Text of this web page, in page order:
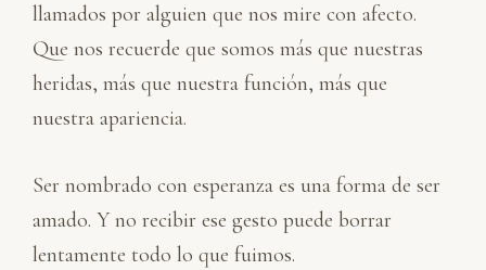
llamados por alguien que nos mire con afecto.
Que nos recuerde que somos más que nuestras
heridas, más que nuestra función, más que
nuestra apariencia.
Ser nombrado con esperanza es una forma de ser
amado. Y no recibir ese gesto puede borrar
lentamente todo lo que fuimos.